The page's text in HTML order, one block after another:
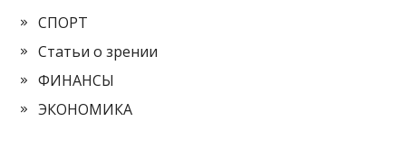
СПОРТ
Статьи о зрении
ФИНАНСЫ
ЭКОНОМИКА